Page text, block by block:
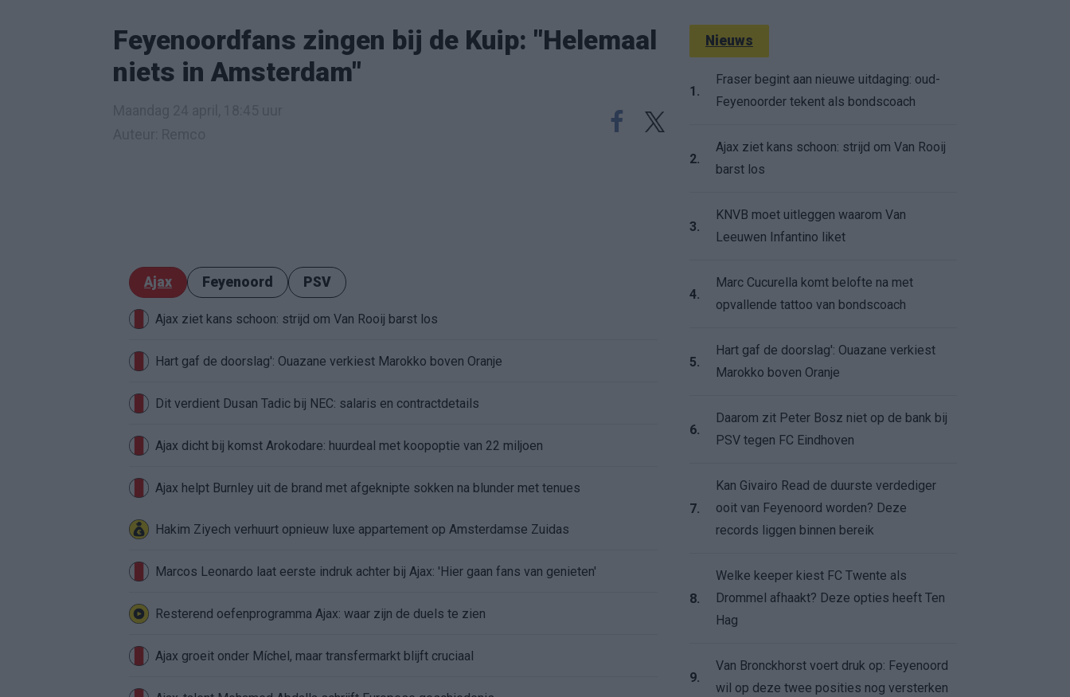
Feyenoordfans zingen bij de Kuip: "Helemaal
niets in Amsterdam"
Ajax Feyenoord PSV
Ajax ziet kans schoon: strijd om Van Rooij barst los
Hart gaf de doorslag': Ouazane verkiest Marokko boven Oranje
Dit verdient Dusan Tadic bij NEC: salaris en contractdetails
Ajax dicht bij komst Arokodare: huurdeal met koopoptie van 22 miljoen
Ajax helpt Burnley uit de brand met afgeknipte sokken na blunder met tenues
Hakim Ziyech verhuurt opnieuw luxe appartement op Amsterdamse Zuidas
Marcos Leonardo laat eerste indruk achter bij Ajax: 'Hier gaan fans van genieten'
Resterend oefenprogramma Ajax: waar zijn de duels te zien
Ajax groeit onder Míchel, maar transfermarkt blijft cruciaal
Nieuws
1.
Fraser begint aan nieuwe uitdaging: oud-
Feyenoorder tekent als bondscoach
2.
Ajax ziet kans schoon: strijd om Van Rooij
barst los
3.
KNVB moet uitleggen waarom Van
Leeuwen Infantino liket
4.
Marc Cucurella komt belofte na met
opvallende tattoo van bondscoach
5.
Hart gaf de doorslag': Ouazane verkiest
Marokko boven Oranje
6.
Daarom zit Peter Bosz niet op de bank bij
PSV tegen FC Eindhoven
7.
Kan Givairo Read de duurste verdediger
ooit van Feyenoord worden? Deze
records liggen binnen bereik
8.
Welke keeper kiest FC Twente als
Drommel afhaakt? Deze opties heeft Ten
Hag
9.
Van Bronckhorst voert druk op: Feyenoord
wil op deze twee posities nog versterken